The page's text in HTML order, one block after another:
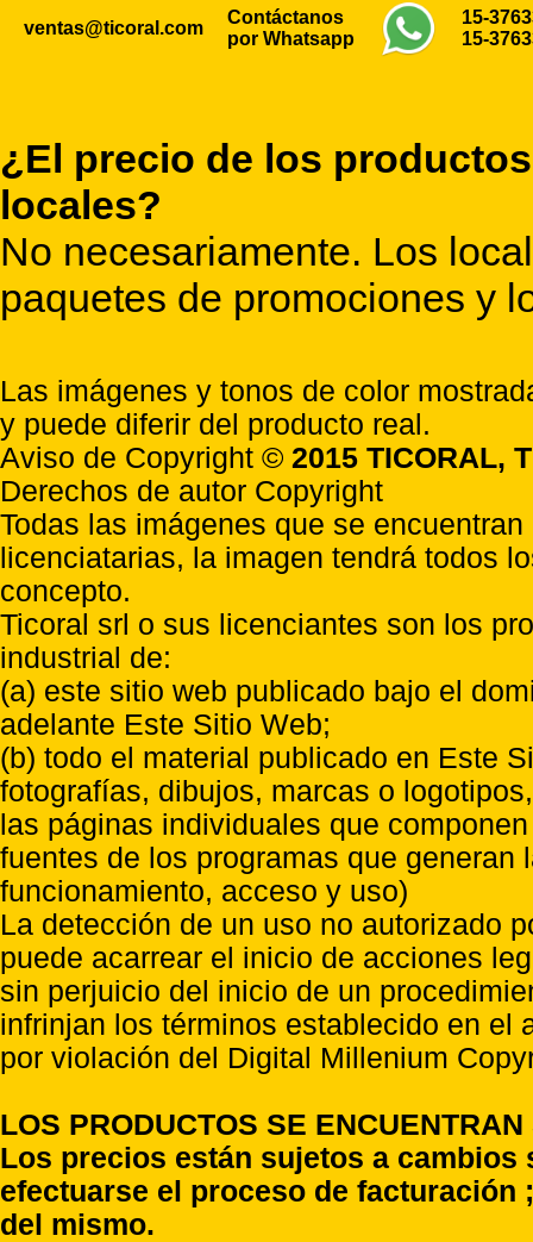
ventas@ticoral.com
Contáctanos
por Whatsapp
15-
15-
¿El precio de los
locales?
No necesariamente. Los
paquetes de promociones y
Las imágenes y tonos de color
y puede diferir del producto real.
Aviso de Copyright © 2015 TICORAL,
Derechos de autor Copyright
Todas las imágenes que se
licenciatarias, la imagen tendrá todos
concepto.
Ticoral srl o sus licenciantes son los
industrial de:
(a) este sitio web publicado bajo el
adelante Este Sitio Web;
(b) todo el material publicado en Este
fotografías, dibujos, marcas o
las páginas individuales que
fuentes de los programas que
funcionamiento, acceso y uso)
La detección de un uso no autorizado
puede acarrear el inicio de acciones
sin perjuicio del inicio de un
infrinjan los términos establecido en el
por violación del Digital Millenium
LOS PRODUCTOS SE
Los precios están sujetos a
efectuarse el proceso de
del mismo.